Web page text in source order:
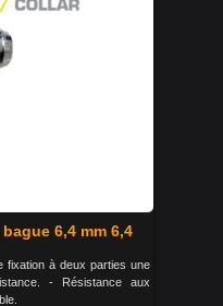
6,4 mm 6,4
fixation à deux parties une
- Résistance aux